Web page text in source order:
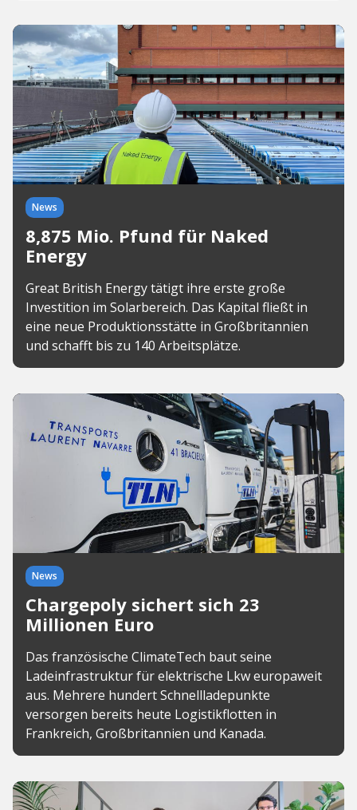
News
8,875 Mio. Pfund für Naked
Energy
Great British Energy tätigt ihre erste große
Investition im Solarbereich. Das Kapital fließt in
eine neue Produktionsstätte in Großbritannien
und schafft bis zu 140 Arbeitsplätze.
News
Chargepoly sichert sich 23
Millionen Euro
Das französische ClimateTech baut seine
Ladeinfrastruktur für elektrische Lkw europaweit
aus. Mehrere hundert Schnellladepunkte
versorgen bereits heute Logistikflotten in
Frankreich, Großbritannien und Kanada.